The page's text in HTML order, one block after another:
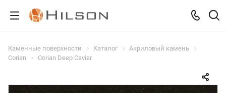
Каменные поверхности Каталог
Акриловый камень
Corian
Corian Deep Caviar